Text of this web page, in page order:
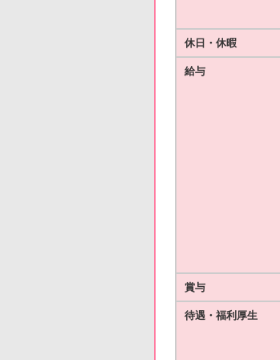
休日・休暇
給与
賞与
待遇・福利厚生